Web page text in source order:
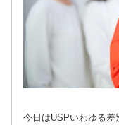
今日はUSPいわゆる差